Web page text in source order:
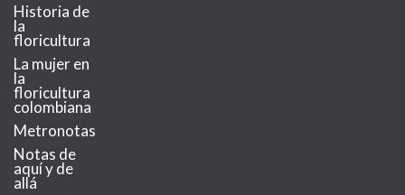
Historia de
la
floricultura
La mujer en
la
floricultura
colombiana
Metronotas
Notas de
aquí y de
allá